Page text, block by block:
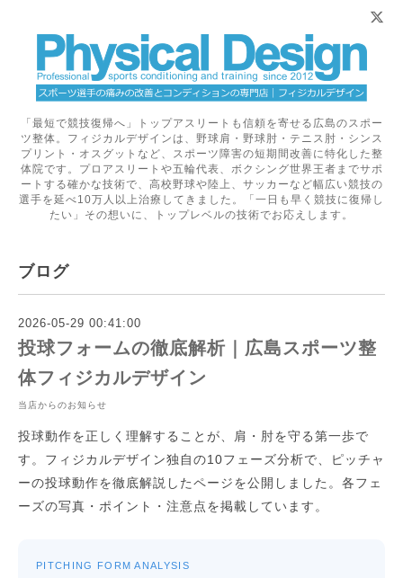
「最短で競技復帰へ」トップアスリートも信頼を寄せる広島のスポー
ツ整体。フィジカルデザインは、野球肩・野球肘・テニス肘・シンス
プリント・オスグットなど、スポーツ障害の短期間改善に特化した整
体院です。プロアスリートや五輪代表、ボクシング世界王者までサポ
ートする確かな技術で、高校野球や陸上、サッカーなど幅広い競技の
選手を延べ10万人以上治療してきました。「一日も早く競技に復帰し
たい」その想いに、トップレベルの技術でお応えします。
ブログ
2026-05-29 00:41:00
投球フォームの徹底解析｜広島スポーツ整
体フィジカルデザイン
当店からのお知らせ
投球動作を正しく理解することが、肩・肘を守る第一歩で
す。フィジカルデザイン独自の10フェーズ分析で、ピッチャ
ーの投球動作を徹底解説したページを公開しました。各フェ
ーズの写真・ポイント・注意点を掲載しています。
PITCHING FORM ANALYSIS